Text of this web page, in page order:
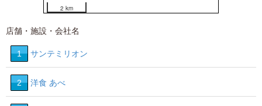
2 km
店舗・施設・会社名
1 サンテミリオン
2 洋食 あべ